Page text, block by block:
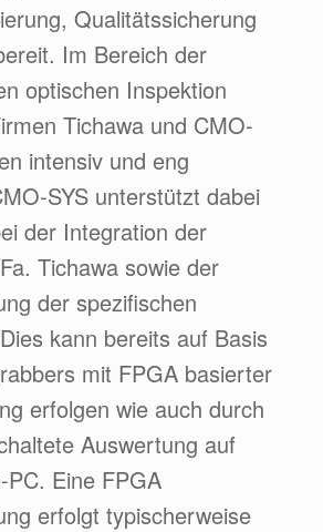
Qualitätssicherung
Im Bereich der
optischen Inspektion
Tichawa und CMO-
intensiv und eng
SYS unterstützt dabei
der Integration der
Tichawa sowie der
der spezifischen
kann bereits auf Basis
mit FPGA basierter
erfolgen wie auch durch
Auswertung auf
Eine FPGA
erfolgt typischerweise